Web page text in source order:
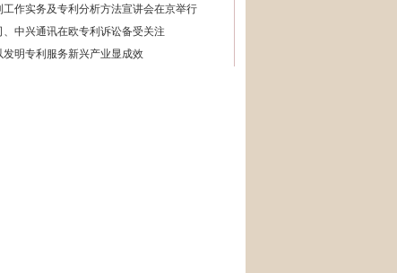
工作实务及专利分析方法宣讲会在京举行
、中兴通讯在欧专利诉讼备受关注
发明专利服务新兴产业显成效